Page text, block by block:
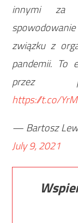
innymi za
związku z
pandemii. To
przez
https://t.co/
— Bartosz
July 9, 2021